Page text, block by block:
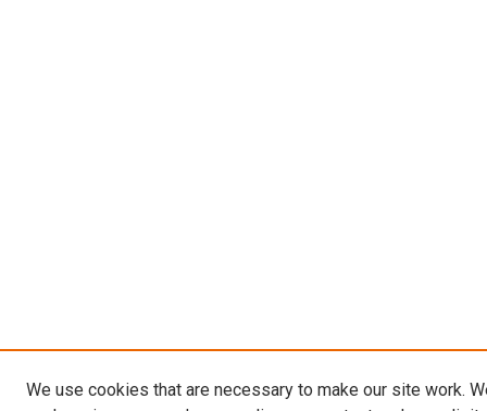
We use cookies that are necessary to make our site work.